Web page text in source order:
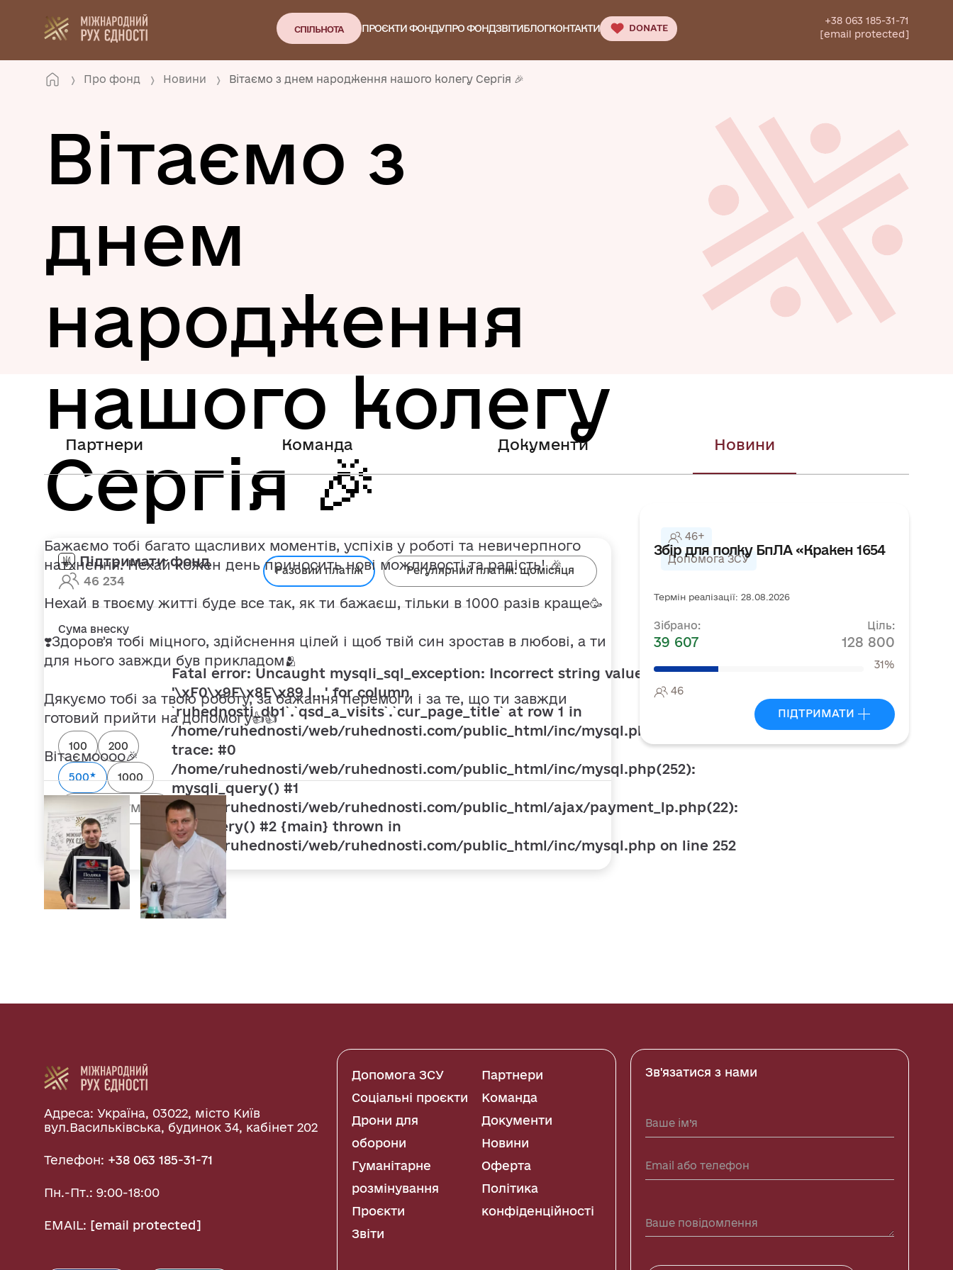
СПІЛЬНОТА ПРОЄКТИ ФОНДУПРО ФОНДЗВІТИБЛОГКОНТАКТИ DONATE
+38 063 185-31-71
[email protected]
Про фонд Новини Вітаємо з днем народження нашого колегу Сергія 🎉
Вітаємо з
днем
народження
нашого колегу
Сергія 🎉
Підтримати фонд
46 234
Разовий платіж Регулярний платіж:щомісяця
Сума внеску
100 200
500★ 1000
Fatal error: Uncaught mysqli_sql_exception: Incorrect string value:
'\xF0\x9F\x8E\x89 |...' for column
`ruhednosti_db1`.`qsd_a_visits`.`cur_page_title` at row 1 in
/home/ruhednosti/web/ruhednosti.com/public_html/inc/mysql.php:252 Stack
trace: #0
/home/ruhednosti/web/ruhednosti.com/public_html/inc/mysql.php(252):
mysqli_query() #1
/home/ruhednosti/web/ruhednosti.com/public_html/ajax/payment_lp.php(22):
DB->query() #2 {main} thrown in
/home/ruhednosti/web/ruhednosti.com/public_html/inc/mysql.php on line 252
Партнери Команда Документи Новини
Бажаємо тобі багато щасливих моментів, успіхів у роботі та невичерпного
натхнення. Нехай кожен день приносить нові можливості та радість! 🎉
Нехай в твоєму житті буде все так, як ти бажаєш, тільки в 1000 разів краще🥳
❣️Здоровʼя тобі міцного, здійснення цілей і щоб твій син зростав в любові, а ти
для нього завжди був прикладом🫂
Дякуємо тобі за твою роботу, за бажання перемоги і за те, що ти завжди
готовий прийти на допомогу👍👍
Вітаємоооо🎉
46+
Допомога ЗСУ
Збір для полку БпЛА «Кракен 1654
Термін реалізації: 28.08.2026
Зібрано:
39 607
Ціль:
128 800
31%
46
ПІДТРИМАТИ
Адреса: Україна, 03022, місто Київ
вул.Васильківська, будинок 34, кабінет 202
Телефон: +38 063 185-31-71
Пн.-Пт.: 9:00-18:00
EMAIL: [email protected]
Допомога ЗСУ
Соціальні проєкти
Дрони для
оборони
Гуманітарне
розмінування
Проєкти
Звіти
Партнери
Команда
Документи
Новини
Оферта
Політика
конфіденційності
Зв'язатися з нами